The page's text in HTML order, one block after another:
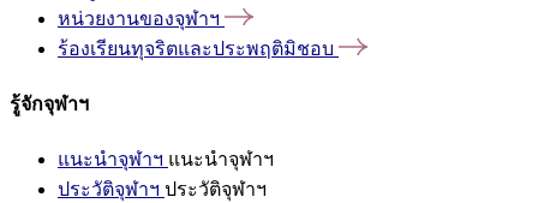
หน่วยงานของจุฬาฯ
ร้องเรียนทุจริตและประพฤติมิชอบ
รู้จักจุฬาฯ
แนะนำจุฬาฯ แนะนำจุฬาฯ
ประวัติจุฬาฯ ประวัติจุฬาฯ